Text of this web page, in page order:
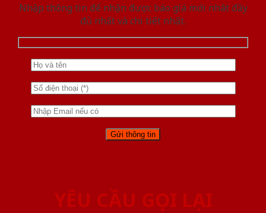
Nhập thông tin để nhận được báo giá mới nhât đầy
đủ nhất và chi tiết nhất.
YÊU CẦU GỌI LẠI